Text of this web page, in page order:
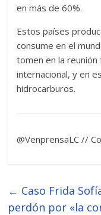
en más de 60%.
Estos países
consume en el
tomen en la
internacional, y en
hidrocarburos.
@VenprensaLC //
← Caso Frida
perdón por «la